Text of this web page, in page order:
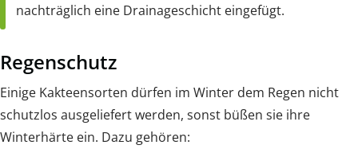
nachträglich eine Drainageschicht eingefügt.
Regenschutz
Einige Kakteensorten dürfen im Winter dem Regen nicht
schutzlos ausgeliefert werden, sonst büßen sie ihre
Winterhärte ein. Dazu gehören: